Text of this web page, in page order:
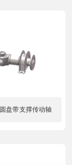
盘带支撑传动轴